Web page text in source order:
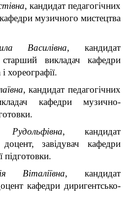
, кандидат педагогічних
музичного мистецтва
Василівна, кандидат
викладач кафедри
хореографії.
, кандидат педагогічних
кафедри музично-
, кандидат
завідувач кафедри
підготовки.
Віталіївна, кандидат
кафедри диригентсько-